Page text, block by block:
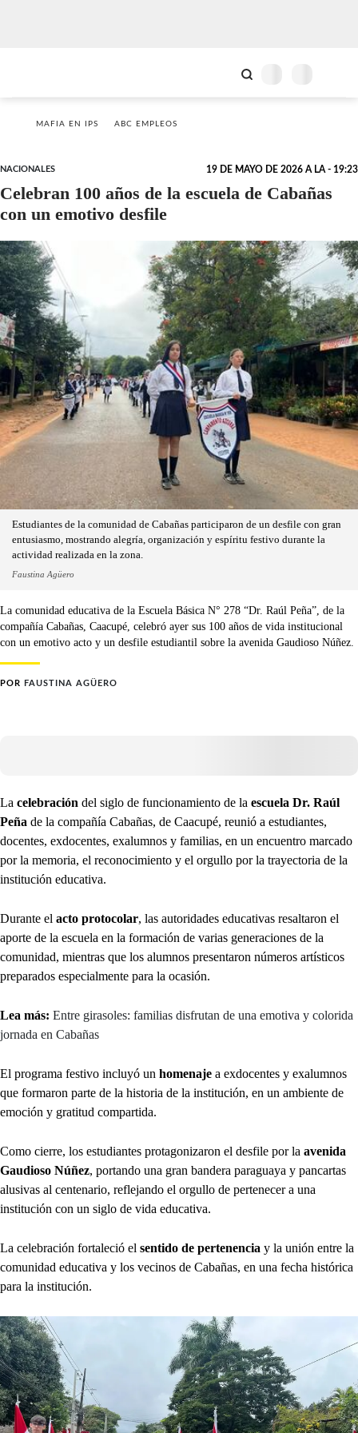
MAFIA EN IPS ABC EMPLEOS
NACIONALES 19 DE MAYO DE 2026 A LA - 19:23
Celebran 100 años de la escuela de Cabañas
con un emotivo desfile
Estudiantes de la comunidad de Cabañas participaron de un desfile con gran
entusiasmo, mostrando alegría, organización y espíritu festivo durante la
actividad realizada en la zona.
Faustina Agüero
La comunidad educativa de la Escuela Básica N° 278 “Dr. Raúl Peña”, de la
compañía Cabañas, Caacupé, celebró ayer sus 100 años de vida institucional
con un emotivo acto y un desfile estudiantil sobre la avenida Gaudioso Núñez.
POR FAUSTINA AGÜERO
La celebración del siglo de funcionamiento de la escuela Dr. Raúl
Peña de la compañía Cabañas, de Caacupé, reunió a estudiantes,
docentes, exdocentes, exalumnos y familias, en un encuentro marcado
por la memoria, el reconocimiento y el orgullo por la trayectoria de la
institución educativa.
Durante el acto protocolar, las autoridades educativas resaltaron el
aporte de la escuela en la formación de varias generaciones de la
comunidad, mientras que los alumnos presentaron números artísticos
preparados especialmente para la ocasión.
Lea más: Entre girasoles: familias disfrutan de una emotiva y colorida
jornada en Cabañas
El programa festivo incluyó un homenaje a exdocentes y exalumnos
que formaron parte de la historia de la institución, en un ambiente de
emoción y gratitud compartida.
Como cierre, los estudiantes protagonizaron el desfile por la avenida
Gaudioso Núñez, portando una gran bandera paraguaya y pancartas
alusivas al centenario, reflejando el orgullo de pertenecer a una
institución con un siglo de vida educativa.
La celebración fortaleció el sentido de pertenencia y la unión entre la
comunidad educativa y los vecinos de Cabañas, en una fecha histórica
para la institución.